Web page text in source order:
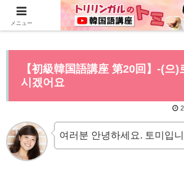
0から全てYouTubeで学べる韓国語講
【初級韓国語講座 第20回】-(으
시겠어요
여러분 안녕하세요. 토미입
メニュー